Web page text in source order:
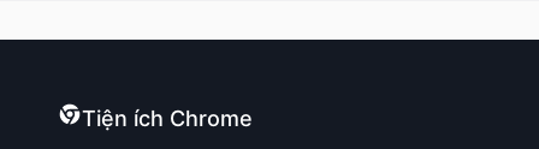
Tiện ích Chrome